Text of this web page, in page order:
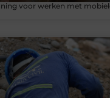
voor werken met